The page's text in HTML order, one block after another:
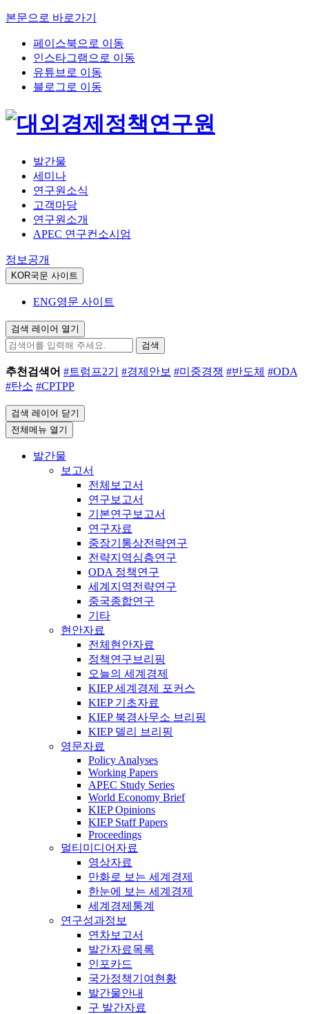
본문으로 바로가기
페이스북으로 이동
인스타그램으로 이동
유튜브로 이동
블로그로 이동
발간물
세미나
연구원소식
고객마당
연구원소개
APEC 연구컨소시엄
정보공개
KOR국문 사이트
ENG영문 사이트
검색 레이어 열기
검색
추천검색어 #트럼프2기 #경제안보 #미중경쟁 #반도체 #ODA
#탄소 #CPTPP
검색 레이어 닫기
전체메뉴 열기
발간물
보고서
전체보고서
연구보고서
기본연구보고서
연구자료
중장기통상전략연구
전략지역심층연구
ODA 정책연구
세계지역전략연구
중국종합연구
기타
현안자료
전체현안자료
정책연구브리핑
오늘의 세계경제
KIEP 세계경제 포커스
KIEP 기초자료
KIEP 북경사무소 브리핑
KIEP 델리 브리핑
영문자료
Policy Analyses
Working Papers
APEC Study Series
World Economy Brief
KIEP Opinions
KIEP Staff Papers
Proceedings
멀티미디어자료
영상자료
만화로 보는 세계경제
한눈에 보는 세계경제
세계경제통계
연구성과정보
연차보고서
발간자료목록
인포카드
국가정책기여현황
발간물안내
구 발간자료